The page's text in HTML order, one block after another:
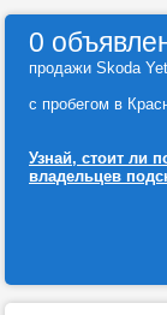
0
продажи Skoda
с пробегом в
Узнай, стоит ли
владельцев